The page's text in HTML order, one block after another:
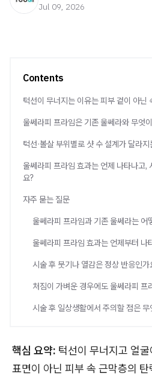
Jul 09, 2026
Contents
턱선이 무너지는 이유는 피부 겉이 아닌
울쎄라피 프라임은 기존 울쎄라와 무엇
턱선·볼살 부위별로 샷 수 설계가 달라
울쎄라피 프라임 효과는 언제 나타나고,
요?
자주 묻는 질문
울쎄라피 프라임과 기존 울쎄라는 어
울쎄라피 프라임 효과는 언제부터 나
시술 후 붓기나 열감은 정상 반응인가
처짐이 가벼운 경우에도 울쎄라피 프
시술 후 일상생활에서 주의할 점은 무
핵심 요약: 턱선이 무너지고 얼
표면이 아닌 피부 속 근막층의